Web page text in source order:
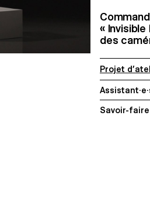
«
des
Projet
Savoir-faire